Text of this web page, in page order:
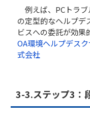
例えば、PCトラ
の定型的なヘルプデ
ビスへの委託が効果
OA環境ヘルプデス
式会社
3-3.​​ステップ3：